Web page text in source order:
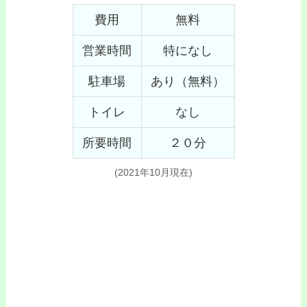
費用 無料
営業時間 特になし
駐車場 あり（無料）
トイレ なし
所要時間 ２０分
(2021年10月現在)